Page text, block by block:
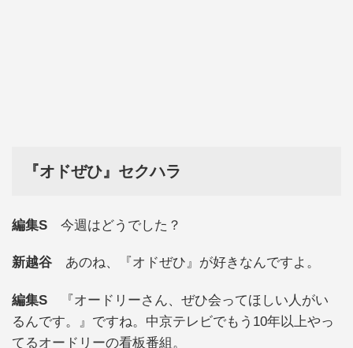
『オドぜひ』セクハラ
編集S 今週はどうでした？
新越谷 あのね、『オドぜひ』が好きなんですよ。
編集S
『オードリーさん、ぜひ会ってほしい人がい
るんです。』ですね。中京テレビでもう10年以上やっ
てるオードリーの看板番組。